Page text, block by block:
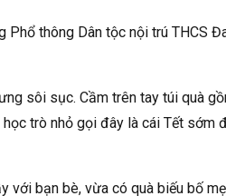
thông Dân tộc nội trú THCS
sôi sục. Cầm trên tay túi quà
trò nhỏ gọi đây là cái Tết sớm
với bạn bè, vừa có quà biếu bố